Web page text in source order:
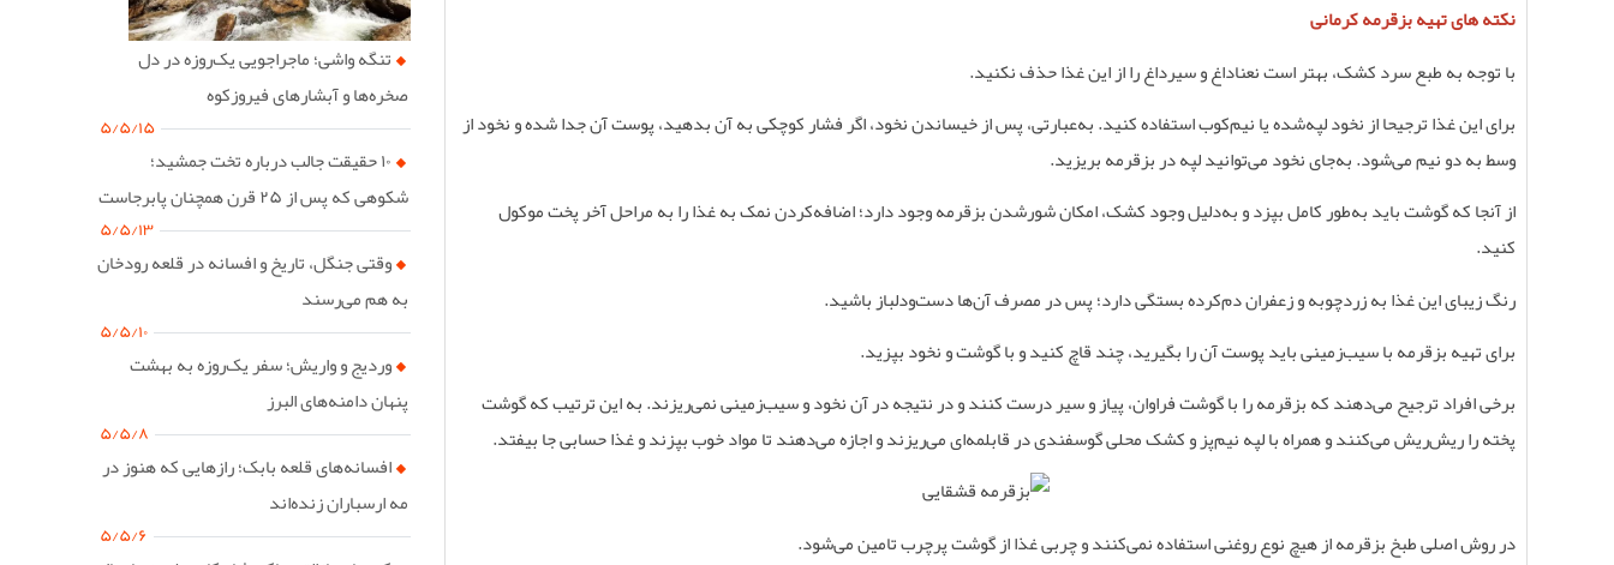
نکته های تهیه بزقرمه کرمانی
با توجه به طبع سرد کشک، بهتر است نعناداغ و سیرداغ را از این غذا حذف نکنید.
برای این غذا ترجیحا از نخود لپه‌شده یا نیم‌کوب استفاده کنید. به‌عبارتی، پس از خیساندن نخود، اگر فشار کوچکی به آن بدهید، پوست آن جدا شده و نخود از
وسط به دو نیم می‌شود. به‌جای نخود می‌توانید لپه در بزقرمه بریزید.
از آنجا که گوشت باید به‌طور کامل بپزد و به‌دلیل وجود کشک، امکان شورشدن بزقرمه وجود دارد؛ اضافه‌کردن نمک به غذا را به مراحل آخر پخت موکول
کنید.
رنگ زیبای این غذا به زردچوبه و زعفران دم‌کرده بستگی دارد؛ پس در مصرف آن‌ها دست‌ودلباز باشید.
برای تهیه بزقرمه با سیب‌زمینی باید پوست آن را بگیرید، چند قاچ کنید و با گوشت و نخود بپزید.
برخی افراد ترجیح می‌دهند که بزقرمه را با گوشت فراوان، پیاز و سیر درست کنند و در نتیجه در آن نخود و سیب‌زمینی نمی‌ریزند. به این ترتیب که گوشت
پخته را ریش‌ریش می‌کنند و همراه با لپه نیم‌پز و کشک محلی گوسفندی در قابلمه‌ای می‌ریزند و اجازه می‌دهند تا مواد خوب بپزند و غذا حسابی جا بیفتد.
در روش اصلی طبخ بزقرمه از هیچ نوع روغنی استفاده نمی‌کنند و چربی غذا از گوشت پرچرب تامین می‌شود.
تنگه واشی؛ ماجراجویی یک‌روزه در دل
صخره‌ها و آبشارهای فیروزکوه
۵/۵/۱۵
۱۰ حقیقت جالب درباره تخت جمشید؛
شکوهی که پس از ۲۵ قرن همچنان پابرجاست
۵/۵/۱۳
وقتی جنگل، تاریخ و افسانه در قلعه رودخان
به هم می‌رسند
۵/۵/۱۰
وردیج و واریش؛ سفر یک‌روزه به بهشت
پنهان دامنه‌های البرز
۵/۵/۸
افسانه‌های قلعه بابک؛ رازهایی که هنوز در
مه ارسباران زنده‌اند
۵/۵/۶